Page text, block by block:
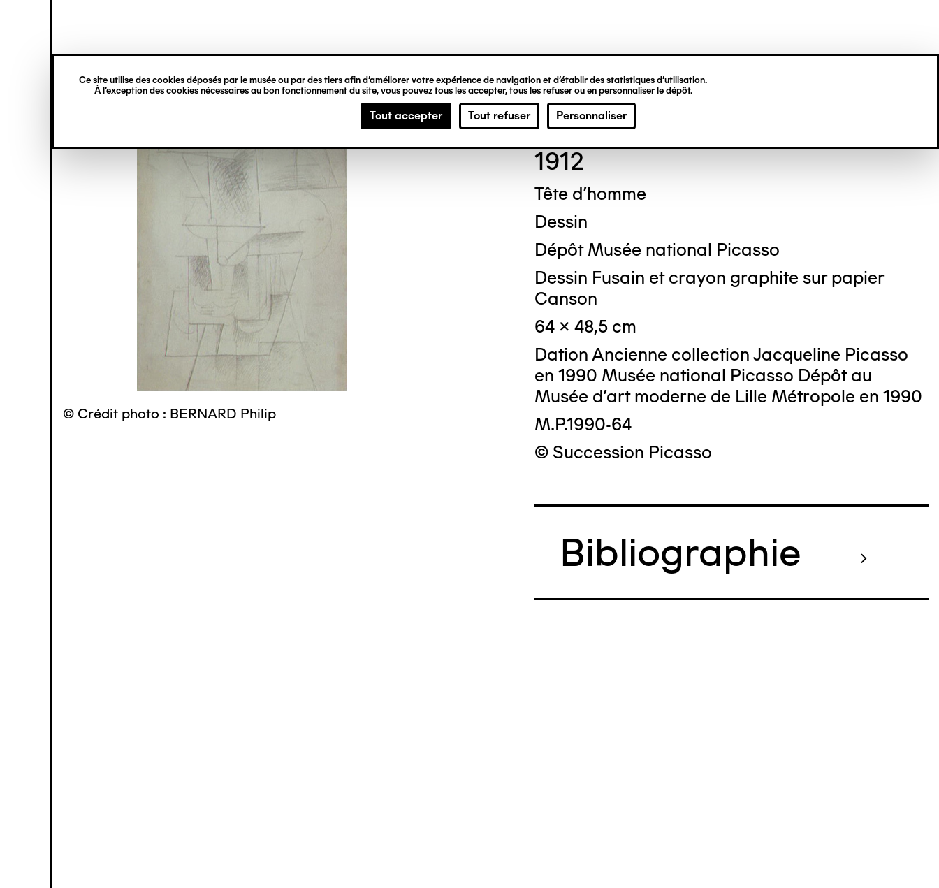
Ce site utilise des cookies déposés par le musée ou par des tiers afin d’améliorer votre expérience de navigation et d’établir des statistiques d’utilisation.
À l’exception des cookies nécessaires au bon fonctionnement du site, vous pouvez tous les accepter, tous les refuser ou en personnaliser le dépôt.
Tout accepter Tout refuser Personnaliser
principal
verticale
© Crédit photo : BERNARD Philip
Pablo PICASSO
1912
Tête d'homme
Dessin
Dépôt Musée national Picasso
Dessin Fusain et crayon graphite sur papier
Canson
64 x 48,5 cm
Dation Ancienne collection Jacqueline Picasso
en 1990 Musée national Picasso Dépôt au
Musée d'art moderne de Lille Métropole en 1990
M.P.1990-64
© Succession Picasso
Bibliographie